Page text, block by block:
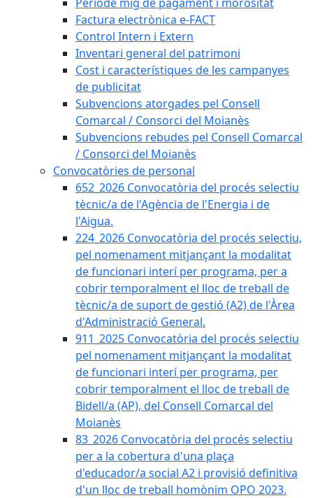
Factura electrònica e-FACT
Control Intern i Extern
Inventari general del patrimoni
Cost i característiques de les campanyes
de publicitat
Subvencions atorgades pel Consell
Comarcal / Consorci del Moianès
Subvencions rebudes pel Consell Comarcal
/ Consorci del Moianès
Convocatòries de personal
652_2026 Convocatòria del procés selectiu
tècnic/a de l'Agència de l'Energia i de
l'Aigua.
224_2026 Convocatòria del procés selectiu,
pel nomenament mitjançant la modalitat
de funcionari interí per programa, per a
cobrir temporalment el lloc de treball de
tècnic/a de suport de gestió (A2) de l'Àrea
d'Administració General.
911_2025 Convocatòria del procés selectiu
pel nomenament mitjançant la modalitat
de funcionari interí per programa, per
cobrir temporalment el lloc de treball de
Bidell/a (AP), del Consell Comarcal del
Moianès
83_2026 Convocatòria del procés selectiu
per a la cobertura d'una plaça
d'educador/a social A2 i provisió definitiva
d'un lloc de treball homònim OPO 2023.